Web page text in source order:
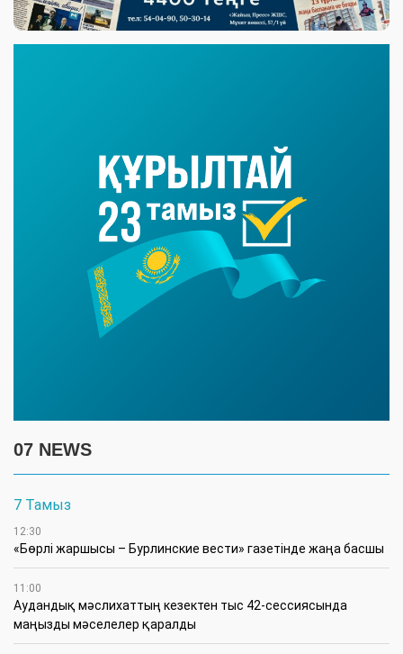
07 NEWS
7 Тамыз
12:30
«Бөрлі жаршысы – Бурлинские вести» газетінде жаңа басшы
11:00
Аудандық мәслихаттың кезектен тыс 42-сессиясында
маңызды мәселелер қаралды